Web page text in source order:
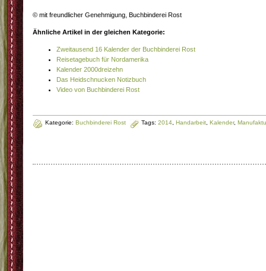
© mit freundlicher Genehmigung, Buchbinderei Rost
Ähnliche Artikel in der gleichen Kategorie:
Zweitausend 16 Kalender der Buchbinderei Rost
Reisetagebuch für Nordamerika
Kalender 2000dreizehn
Das Heidschnucken Notizbuch
Video von Buchbinderei Rost
Kategorie: Buchbinderei Rost Tags: 2014 Handarbeit Kalender,